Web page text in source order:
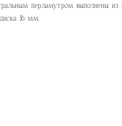
перламутром выполнены из
16 мм.